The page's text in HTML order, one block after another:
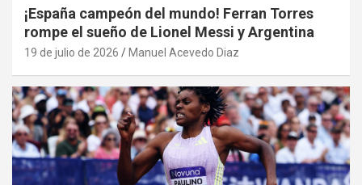
¡España campeón del mundo! Ferran Torres
rompe el sueño de Lionel Messi y Argentina
19 de julio de 2026 Manuel Acevedo Diaz